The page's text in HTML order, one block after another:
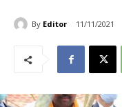
By Editor 11/11/2021